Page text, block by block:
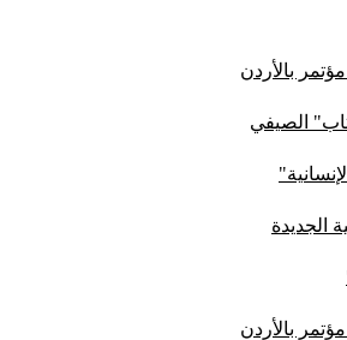
بالأردن
الصيفي
الجديدة
بالأردن